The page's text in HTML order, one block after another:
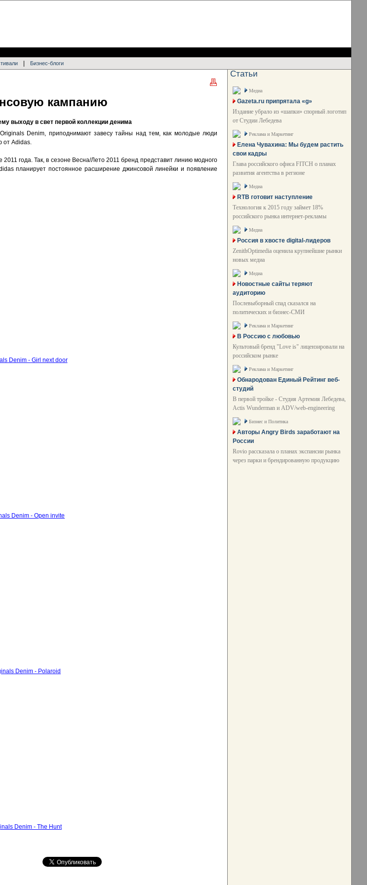
Бизнес-блоги
кампанию
выходу в свет первой коллекции денима
Denim, приподнимают завесу тайны над тем, как молодые люди
от Adidas.
года. Так, в сезоне Весна/Лето 2011 бренд представит линию модного
планирует постоянное расширение джинсовой линейки и появление
Denim - Girl next door
Denim - Open invite
Denim - Polaroid
Denim - The Hunt
Статьи
Медиа
Gazeta.ru припрятала «g»
Издание убрало из «шапки» спорный логотип
от Студии Лебедева
Реклама и Маркетинг
Елена Чувахина: Мы будем растить
свои кадры
Глава российского офиса FITCH о планах
развития агентства в регионе
Медиа
RTB готовит наступление
Технология к 2015 году займет 18%
российского рынка интернет-рекламы
Медиа
Россия в хвосте digital-лидеров
ZenithOptimedia оценила крупнейшие рынки
новых медиа
Медиа
Новостные сайты теряют
аудиторию
Послевыборный спад сказался на
политических и бизнес-СМИ
Реклама и Маркетинг
В Россию с любовью
Культовый бренд "Love is" лицензировали на
российском рынке
Реклама и Маркетинг
Обнародован Единый Рейтинг веб-
студий
В первой тройке - Студия Артемия Лебедева,
Actis Wunderman и ADV/web-engineering
Бизнес и Политика
Авторы Angry Birds заработают на
России
Rovio рассказала о планах экспансии рынка
через парки и брендированную продукцию